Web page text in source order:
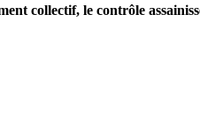
collectif, le contrôle